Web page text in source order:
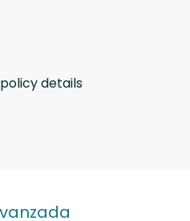
details